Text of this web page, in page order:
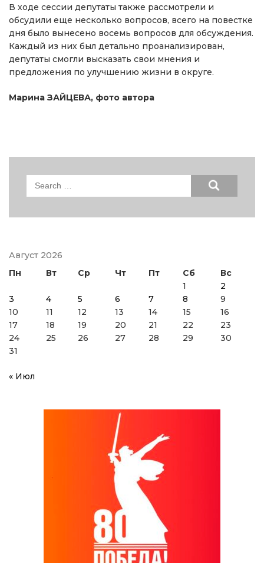
В ходе сессии депутаты также рассмотрели и
обсудили еще несколько вопросов, всего на повестке
дня было вынесено восемь вопросов для обсуждения.
Каждый из них был детально проанализирован,
депутаты смогли высказать свои мнения и
предложения по улучшению жизни в округе.
Марина ЗАЙЦЕВА, фото автора
Search
Август 2026
Пн
Вт Ср Чт Пт Сб
Вс
1
2
3
4 5 6 7 8
9
10
11 12 13 14 15
16
17
18 19 20 21 22
23
24
25 26 27 28 29
30
31
« Июл